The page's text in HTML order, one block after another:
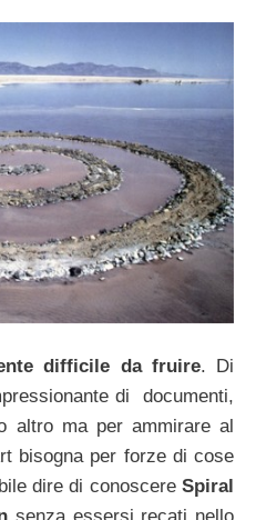
difficile da fruire. Di
di documenti,
altro ma per ammirare al
bisogna per forze di cose
dire di conoscere Spiral